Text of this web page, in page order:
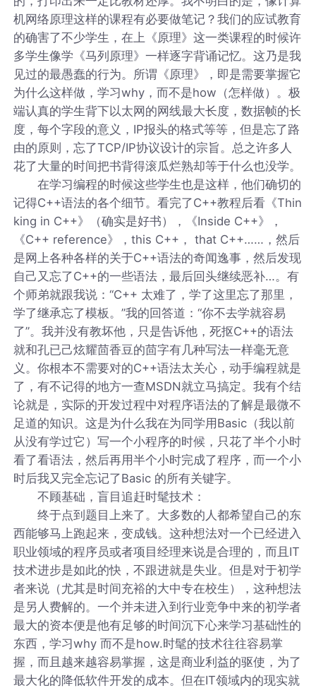
机网络原理这样的课程有必要做笔记？我们的应试教育
的确害了不少学生，在上《原理》这一类课程的时候许
多学生像学《马列原理》一样逐字背诵记忆。这乃是我
见过的最愚蠢的行为。所谓《原理》，即是需要掌握它
为什么这样做，学习why，而不是how（怎样做）。极
端认真的学生背下以太网的网线最大长度，数据帧的长
度，每个字段的意义，IP报头的格式等等，但是忘了路
由的原则，忘了TCP/IP协议设计的宗旨。总之许多人
花了大量的时间把书背得滚瓜烂熟却等于什么也没学。
在学习编程的时候这些学生也是这样，他们确切的
记得C++语法的各个细节。看完了C++教程后看《Thin
king in C++》（确实是好书），《Inside C++》，
《C++ reference》，this C++， that C++……，然后
是网上各种各样的关于C++语法的奇闻逸事，然后发现
自己又忘了C++的一些语法，最后回头继续恶补…。有
个师弟就跟我说：“C++ 太难了，学了这里忘了那里，
学了继承忘了模板。”我的回答道：“你不去学就容易
了”。我并没有教坏他，只是告诉他，死抠C++的语法
就和孔已己炫耀茴香豆的茴字有几种写法一样毫无意
义。你根本不需要对的C++语法太关心，动手编程就是
了，有不记得的地方一查MSDN就立马搞定。我有个结
论就是，实际的开发过程中对程序语法的了解是最微不
足道的知识。这是为什么我在为同学用Basic（我以前
从没有学过它）写一个小程序的时候，只花了半个小时
看了看语法，然后再用半个小时完成了程序，而一个小
时后我又完全忘记了Basic 的所有关键字。
不顾基础，盲目追赶时髦技术：
终于点到题目上来了。大多数的人都希望自己的东
西能够马上跑起来，变成钱。这种想法对一个已经进入
职业领域的程序员或者项目经理来说是合理的，而且IT
技术进步是如此的快，不跟进就是失业。但是对于初学
者来说（尤其是时间充裕的大中专在校生），这种想法
是另人费解的。一个并未进入到行业竞争中来的初学者
最大的资本便是他有足够的时间沉下心来学习基础性的
东西，学习why 而不是how.时髦的技术往往容易掌
握，而且越来越容易掌握，这是商业利益的驱使，为了
最大化的降低软件开发的成本。但在IT领域内的现实就